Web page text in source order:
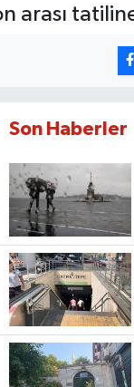
arası
Son Haberler